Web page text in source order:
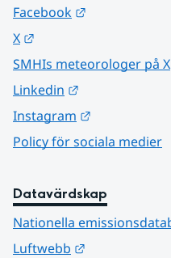
Facebook
X
SMHIs meteorologer på X
Linkedin
Instagram
Policy för sociala medier
Datavärdskap
Nationella
Luftwebb